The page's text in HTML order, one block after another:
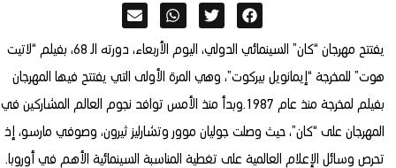
يفتتح مهرجان “كان” السينمائي الدولي، اليوم الأربعاء، دورته الـ 68، بفيلم “لاتيت
هوت” للمخرجة “إيمانويل بيركوت”، وهي المرة الأولى التي يفتتح فيها المهرجان
بفيلم لمخرجة منذ عام 1987.
وبدأ منذ الأمس توافد نجوم العالم المشاركين في
المهرجان على “كان”، حيث وصلت جوليان موور وتشارليز ثيرون، وصوفي مارسو، إذ
تحرص وسائل الإعلام العالمية على تغطية المناسبة السينمائية الأهم في أوروبا.